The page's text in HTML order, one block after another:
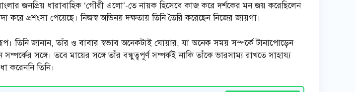
জনপ্রিয় ধারাবাহিক ‘গৌরী এলো’-তে নায়ক হিসেবে কাজ করে দর্শকের মন জয় করেছিলেন
করে প্রশংসা পেয়েছে। নিজস্ব অভিনয় দক্ষতায় তিনি তৈরি করেছেন নিজের জায়গা।
তিনি জানান, তাঁর ও বাবার স্বভাব অনেকটাই ঘোয়ার, যা অনেক সময় সম্পর্কে টানাপোড়েন
সঙ্গে। তবে মায়ের সঙ্গে তাঁর বন্ধুত্বপূর্ণ সম্পর্কই নাকি তাঁকে ভারসাম্য রাখতে সাহায্য
করেননি তিনি।